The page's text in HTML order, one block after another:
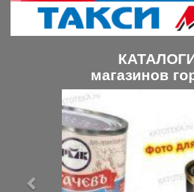
магазинов